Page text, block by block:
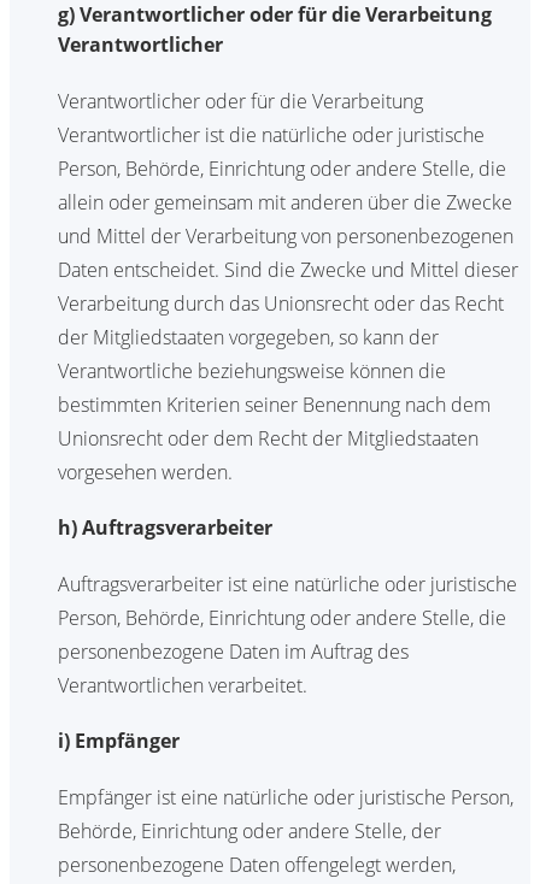
g) Verantwortlicher oder für die Verarbeitung
Verantwortlicher
Verantwortlicher oder für die Verarbeitung
Verantwortlicher ist die natürliche oder juristische
Person, Behörde, Einrichtung oder andere Stelle, die
allein oder gemeinsam mit anderen über die Zwecke
und Mittel der Verarbeitung von personenbezogenen
Daten entscheidet. Sind die Zwecke und Mittel dieser
Verarbeitung durch das Unionsrecht oder das Recht
der Mitgliedstaaten vorgegeben, so kann der
Verantwortliche beziehungsweise können die
bestimmten Kriterien seiner Benennung nach dem
Unionsrecht oder dem Recht der Mitgliedstaaten
vorgesehen werden.
h) Auftragsverarbeiter
Auftragsverarbeiter ist eine natürliche oder juristische
Person, Behörde, Einrichtung oder andere Stelle, die
personenbezogene Daten im Auftrag des
Verantwortlichen verarbeitet.
i) Empfänger
Empfänger ist eine natürliche oder juristische Person,
Behörde, Einrichtung oder andere Stelle, der
personenbezogene Daten offengelegt werden,